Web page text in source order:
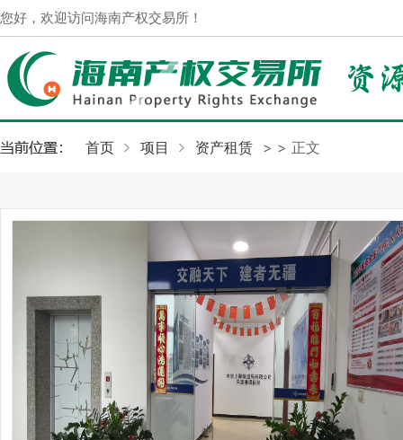
您好，欢迎访问海南产权交易所！
首页 项目 >
资产租赁 > 正文